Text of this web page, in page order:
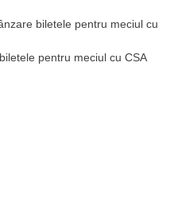
biletele pentru meciul cu
pentru meciul cu CSA